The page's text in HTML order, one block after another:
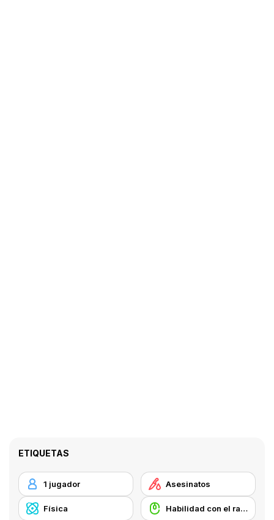
ETIQUETAS
1 jugador Asesinatos
Física Habilidad con el ratón